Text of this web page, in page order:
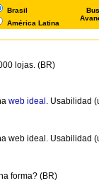
Brasil
América Latina
lojas. (BR)
web ideal . Usabilidad
web ideal. Usabilidad
forma? (BR)